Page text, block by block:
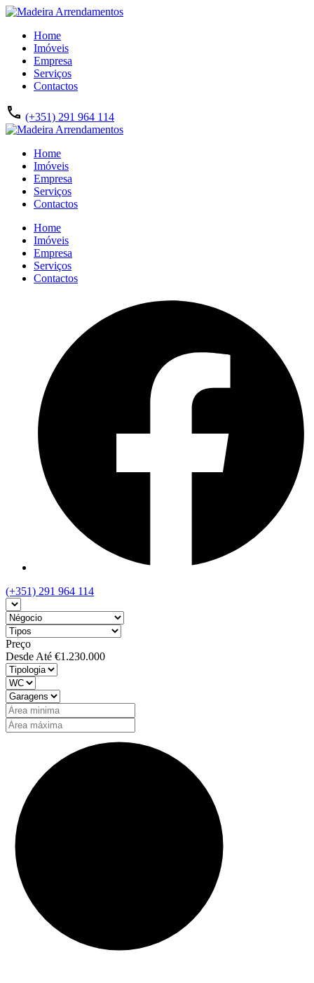
Home
Imóveis
Empresa
Serviços
Contactos
(+351) 291 964 114
Home
Imóveis
Empresa
Serviços
Contactos
Home
Imóveis
Empresa
Serviços
Contactos
(+351) 291 964 114
Preço
Desde Até €1.230.000